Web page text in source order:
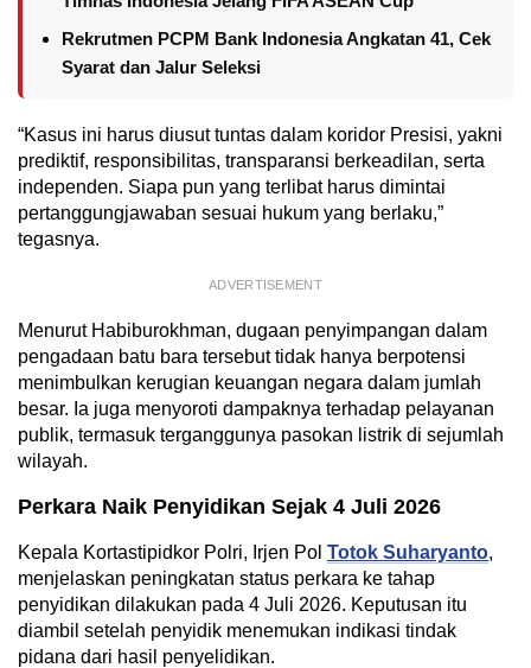
Rekrutmen PCPM Bank Indonesia Angkatan 41, Cek
Syarat dan Jalur Seleksi
“Kasus ini harus diusut tuntas dalam koridor Presisi, yakni
prediktif, responsibilitas, transparansi berkeadilan, serta
independen. Siapa pun yang terlibat harus dimintai
pertanggungjawaban sesuai hukum yang berlaku,”
tegasnya.
ADVERTISEMENT
Menurut Habiburokhman, dugaan penyimpangan dalam
pengadaan batu bara tersebut tidak hanya berpotensi
menimbulkan kerugian keuangan negara dalam jumlah
besar. Ia juga menyoroti dampaknya terhadap pelayanan
publik, termasuk terganggunya pasokan listrik di sejumlah
wilayah.
Perkara Naik Penyidikan Sejak 4 Juli 2026
Kepala Kortastipidkor Polri, Irjen Pol Totok Suharyanto,
menjelaskan peningkatan status perkara ke tahap
penyidikan dilakukan pada 4 Juli 2026. Keputusan itu
diambil setelah penyidik menemukan indikasi tindak
pidana dari hasil penyelidikan.